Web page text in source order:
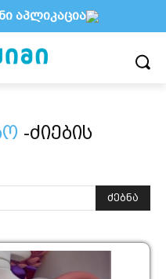
-ძიების
ძებნა
აპლიკაცია